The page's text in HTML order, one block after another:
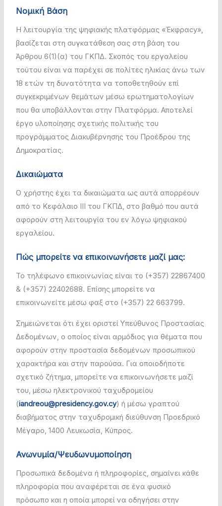
Νομική Βάση
Η λειτουργία της ψηφιακής πλατφόρμας «Έκφραcy»,
βασίζεται στη συγκατάθεση σας στη βάση του
Άρθρου 6(1)(α) του ΓΚΠΔ. Σκοπός του εργαλείου
τούτου είναι να παρέχει σε πολίτες ηλικίας άνω των
18 ετών τη δυνατότητα να τοποθετηθούν επί
συγκεκριμένων θεμάτων μέσω ερωτηματολογίων
που θα υποβάλλονται στην Πλατφόρμα. Αποτελεί
έργο υλοποίησης σχετικής πολιτικής του
προγράμματος Διακυβέρνησης του Προέδρου της
Δημοκρατίας.
Δικαιώματα
Ο χρήστης έχει τα δικαιώματα ως αυτά απορρέουν
από το Κεφάλαιο ΙΙΙ του ΓΚΠΔ, στο βαθμό που αυτά
αφορούν στη λειτουργία του εν λόγω ψηφιακού
εργαλείου.
Πώς μπορείτε να επικοινωνήσετε μαζί μας:
Το τηλέφωνο επικοινωνίας είναι το (+357) 22867400
& (+357) 22402688. Επίσης μπορείτε να
επικοινωνείτε μέσω φαξ στο (+357) 22 663799.
Σημειώνεται ότι έχει οριστεί Υπεύθυνος Προστασίας
Δεδομένων, ο οποίος είναι αρμόδιος για θέματα που
αφορούν στην προστασία δεδομένων προσωπικού
χαρακτήρα και στην παρούσα. Για οποιοδήποτε
σχετικό ζήτημα, μπορείτε να επικοινωνήσετε μαζί
του, μέσω ηλεκτρονικού ταχυδρομείου
(iandreou@presidency.gov.cy) ή μέσω γραπτού
διαβήματος στην ταχυδρομική διεύθυνση Προεδρικό
Μέγαρο, 1400 Λευκωσία, Κύπρος.
Ανωνυμία/Ψευδωνυμοποίηση
Προσωπικά δεδομένα ή πληροφορίες, σημαίνει κάθε
πληροφορία που αναφέρεται σε ένα φυσικό
πρόσωπο και η οποία μπορεί να οδηγήσει στην